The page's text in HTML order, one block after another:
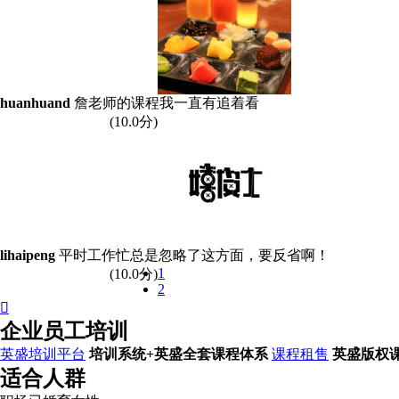
huanhuand 詹老师的课程我一直有追着看
(10.0分)
lihaipeng 平时工作忙总是忽略了这方面，要反省啊！
(10.0分)1
2

企业员工培训
英盛培训平台 培训系统+英盛全套课程体系 课程租售 英盛版权
适合人群